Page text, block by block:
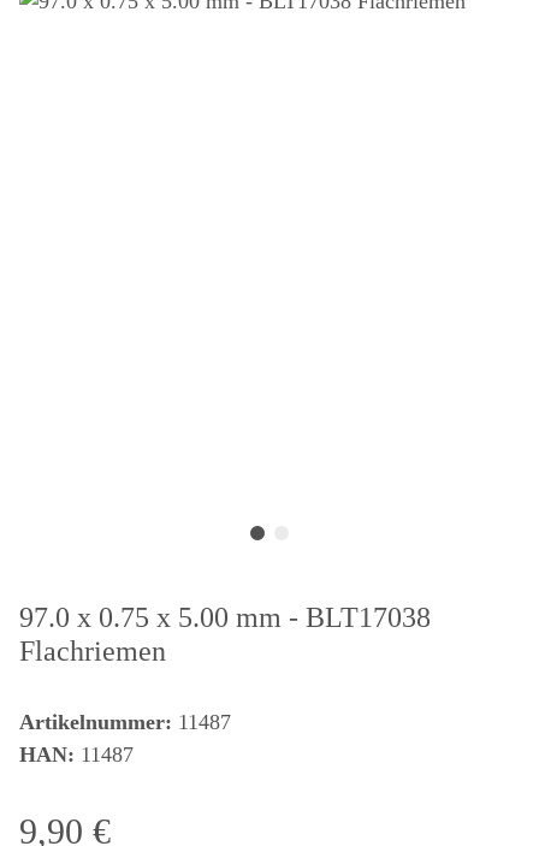
97.0 x 0.75 x 5.00 mm - BLT17038
Flachriemen
Artikelnummer: 11487
HAN: 11487
9,90 €